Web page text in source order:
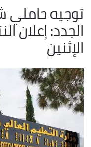
توجيه حاملي
الجدد: إعلان
الإثنين